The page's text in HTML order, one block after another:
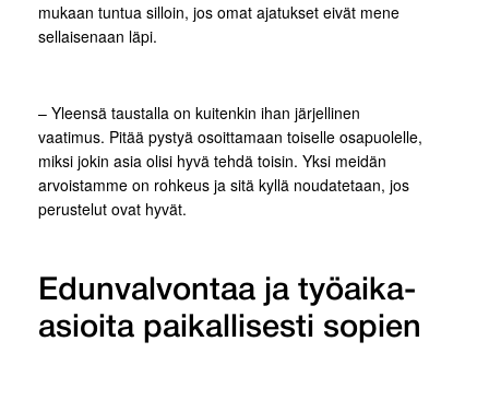
mukaan tuntua silloin, jos omat ajatukset eivät mene
sellaisenaan läpi.
– Yleensä taustalla on kuitenkin ihan järjellinen
vaatimus. Pitää pystyä osoittamaan toiselle osapuolelle,
miksi jokin asia olisi hyvä tehdä toisin. Yksi meidän
arvoistamme on rohkeus ja sitä kyllä noudatetaan, jos
perustelut ovat hyvät.
Edunvalvontaa ja työaika-
asioita paikallisesti sopien